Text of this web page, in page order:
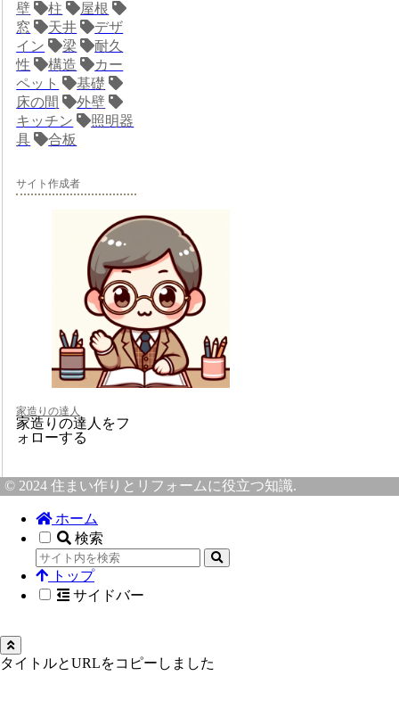
壁 柱
屋根
窓
天井
デザ
イン
梁
耐久
性
構造
カー
ペット
基礎
床の間
外壁
キッチン
照明器
具
合板
サイト作成者
家造りの達人
家造りの達人をフ
ォローする
© 2024 住まい作りとリフォームに役立つ知識.
ホーム
検索
トップ
サイドバー
タイトルとURLをコピーしました